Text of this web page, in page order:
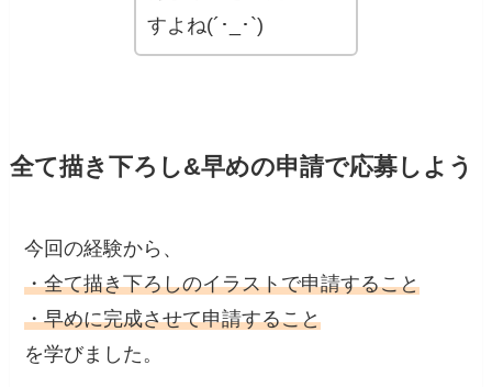
すよね(´･_･`)
全て描き下ろし&早めの申請で応募しよう
今回の経験から、
・全て描き下ろしのイラストで申請すること
・早めに完成させて申請すること
を学びました。